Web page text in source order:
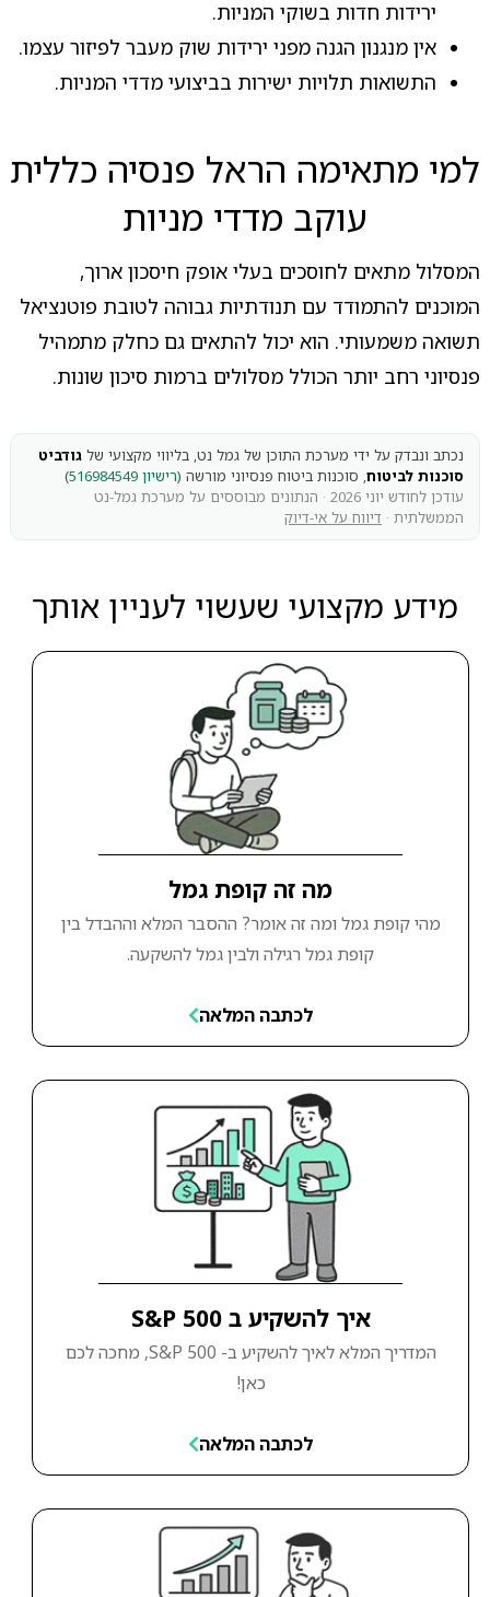
ירידות חדות בשוקי המניות.
אין מנגנון הגנה מפני ירידות שוק מעבר לפיזור עצמו.
התשואות תלויות ישירות בביצועי מדדי המניות.
למי מתאימה הראל פנסיה כללית
עוקב מדדי מניות
המסלול מתאים לחוסכים בעלי אופק חיסכון ארוך,
המוכנים להתמודד עם תנודתיות גבוהה לטובת פוטנציאל
תשואה משמעותי. הוא יכול להתאים גם כחלק מתמהיל
פנסיוני רחב יותר הכולל מסלולים ברמות סיכון שונות.
נכתב ונבדק על ידי מערכת התוכן של גמל נט, בליווי מקצועי של גודביט
סוכנות לביטוח, סוכנות ביטוח פנסיוני מורשה (רישיון 516984549
)
עודכן לחודש יוני 2026 · הנתונים מבוססים על מערכת גמל-נט
הממשלתית · דיווח על אי-דיוק
מידע מקצועי שעשוי לעניין אותך
מה זה קופת גמל
מהי קופת גמל ומה זה אומר? ההסבר המלא וההבדל בין
קופת גמל רגילה ולבין גמל להשקעה.
לכתבה המלאה
איך להשקיע ב S&P 500
המדריך המלא לאיך להשקיע ב- S&P 500, מחכה לכם
כאן!
לכתבה המלאה